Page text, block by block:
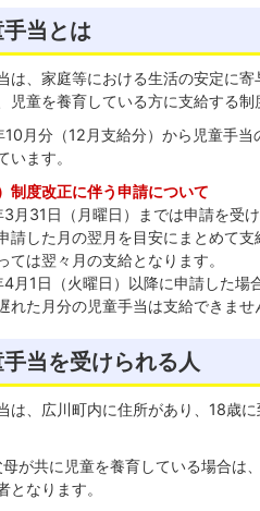
手当とは
は、家庭等における生活の安定に
児童を養育している方に支給する制
月分（12月支給分）から児童手当
います。
制度改正に伴う申請について
月31日（月曜日）までは申請を受
請した月の翌月を目安にまとめて
ては翌々月の支給となります。
月1日（火曜日）以降に申請した場
れた月分の児童手当は支給できませ
手当を受けられる人
は、広川町内に住所があり、18歳
母が共に児童を養育している場合は
となります。